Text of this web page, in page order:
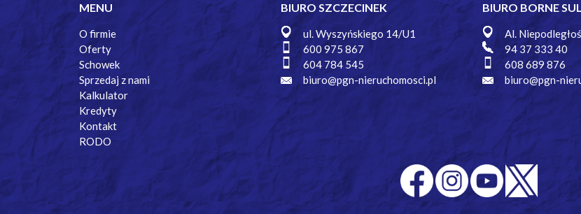
MENU
O firmie
Oferty
Schowek
Sprzedaj z nami
Kalkulator
Kredyty
Kontakt
RODO
BIURO SZCZECINEK
ul. Wyszyńskiego 14/U1
600 975 867
604 784 545
biuro@pgn-nieruchomosci.pl
BIURO BORNE
Al.
94 37 333 40
608 689 876
biuro@pgn-